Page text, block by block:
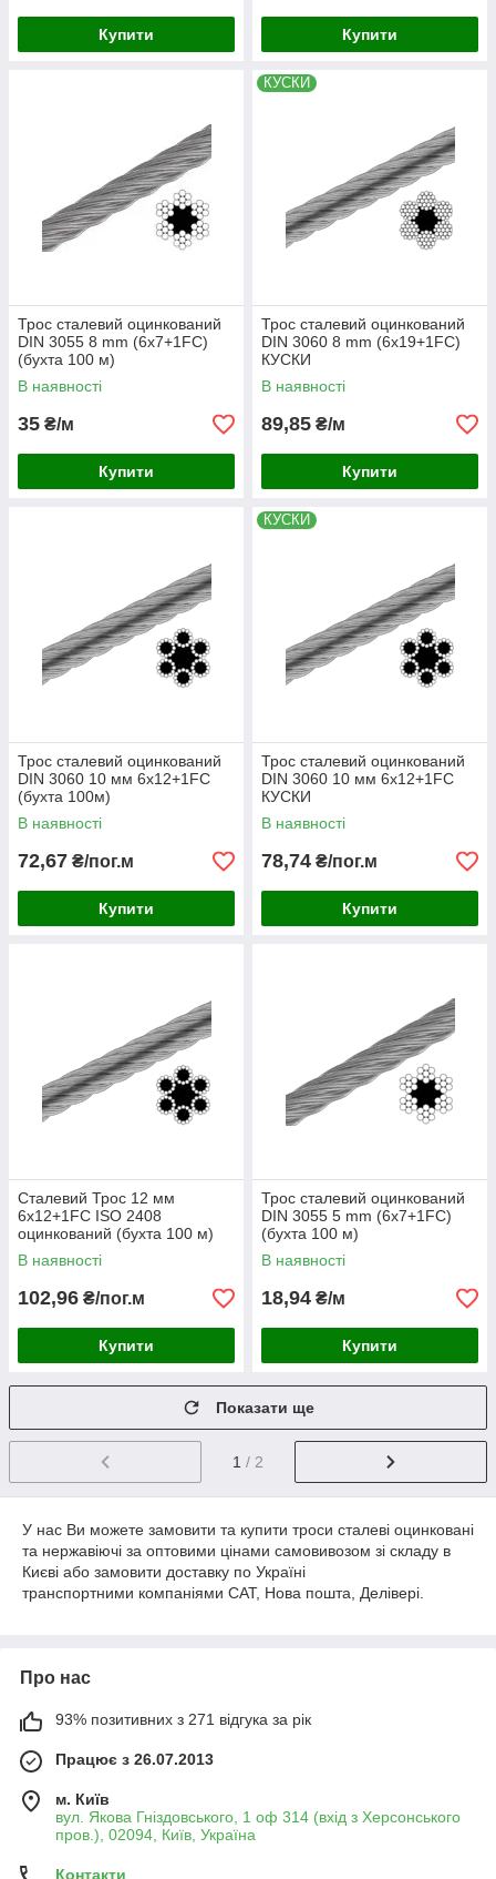
Купити Купити
Трос сталевий оцинкований
DIN 3055 8 mm (6x7+1FC)
(бухта 100 м)
В наявності
35 ₴/м
Купити
КУСКИ
Трос сталевий оцинкований
DIN 3060 8 mm (6x19+1FC)
КУСКИ
В наявності
89,85 ₴/м
Купити
Трос сталевий оцинкований
DIN 3060 10 мм 6х12+1FC
(бухта 100м)
В наявності
72,67 ₴/пог.м
Купити
КУСКИ
Трос сталевий оцинкований
DIN 3060 10 мм 6х12+1FC
КУСКИ
В наявності
78,74 ₴/пог.м
Купити
Сталевий Трос 12 мм
6х12+1FC ISO 2408
оцинкований (бухта 100 м)
В наявності
102,96 ₴/пог.м
Купити
Трос сталевий оцинкований
DIN 3055 5 mm (6x7+1FC)
(бухта 100 м)
В наявності
18,94 ₴/м
Купити
Показати ще
1 / 2
У нас Ви можете замовити та купити троси сталеві оцинковані
та нержавіючі за оптовими цінами самовивозом зі складу в
Києві або замовити доставку по Україні
транспортними компаніями САТ, Нова пошта, Делівері.
Про нас
93% позитивних з 271 відгука за рік
Працює з 26.07.2013
м. Київ
вул. Якова Гніздовського, 1 оф 314 (вхід з Херсонського
пров.), 02094, Київ, Україна
Контакти